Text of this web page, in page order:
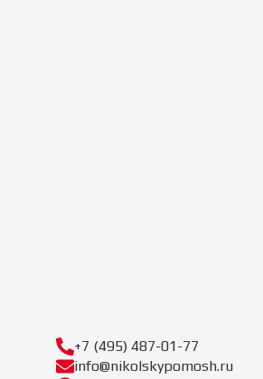
+7 (495) 487-01-77
info@nikolskypomosh.ru